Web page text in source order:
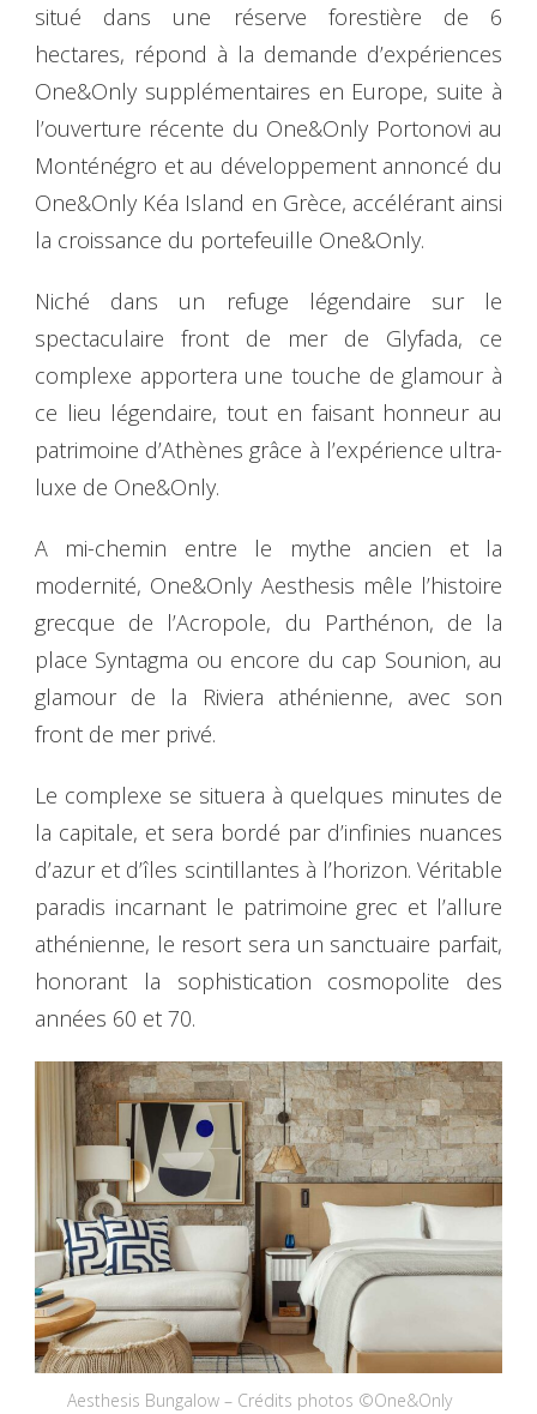
situé dans une réserve forestière de 6
hectares, répond à la demande d’expériences
One&Only supplémentaires en Europe, suite à
l’ouverture récente du One&Only Portonovi au
Monténégro et au développement annoncé du
One&Only Kéa Island en Grèce, accélérant ainsi
la croissance du portefeuille One&Only.
Niché dans un refuge légendaire sur le
spectaculaire front de mer de Glyfada, ce
complexe apportera une touche de glamour à
ce lieu légendaire, tout en faisant honneur au
patrimoine d’Athènes grâce à l’expérience ultra-
luxe de One&Only.
A mi-chemin entre le mythe ancien et la
modernité, One&Only Aesthesis mêle l’histoire
grecque de l’Acropole, du Parthénon, de la
place Syntagma ou encore du cap Sounion, au
glamour de la Riviera athénienne, avec son
front de mer privé.
Le complexe se situera à quelques minutes de
la capitale, et sera bordé par d’infinies nuances
d’azur et d’îles scintillantes à l’horizon. Véritable
paradis incarnant le patrimoine grec et l’allure
athénienne, le resort sera un sanctuaire parfait,
honorant la sophistication cosmopolite des
années 60 et 70.
Aesthesis Bungalow – Crédits photos ©One&Only